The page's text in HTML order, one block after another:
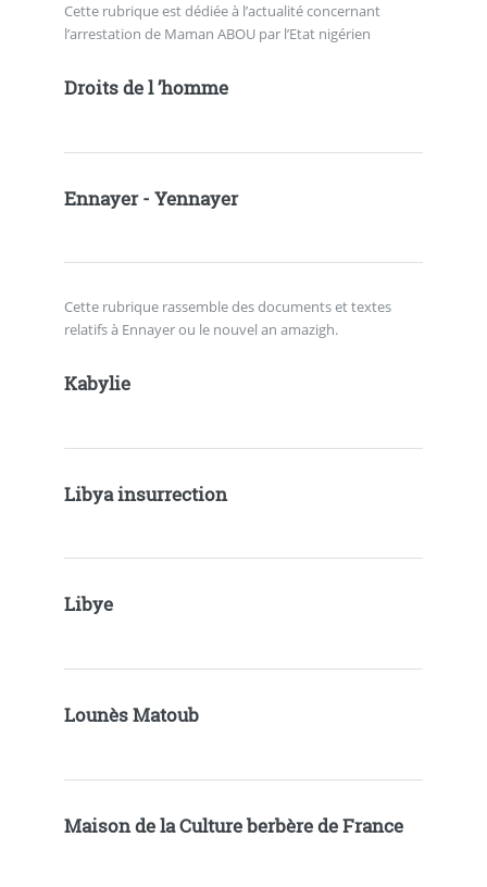
Cette rubrique est dédiée à l’actualité concernant
l’arrestation de Maman ABOU par l’Etat nigérien
Droits de l ’homme
Ennayer - Yennayer
Cette rubrique rassemble des documents et textes
relatifs à Ennayer ou le nouvel an amazigh.
Kabylie
Libya insurrection
Libye
Lounès Matoub
Maison de la Culture berbère de France